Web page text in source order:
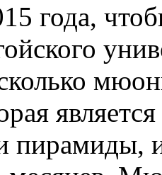
года,
пирамиды,